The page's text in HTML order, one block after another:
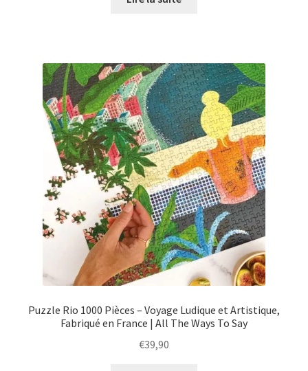
Puzzle Rio 1000 Pièces – Voyage Ludique et Artistique,
Fabriqué en France | All The Ways To Say
€39,90